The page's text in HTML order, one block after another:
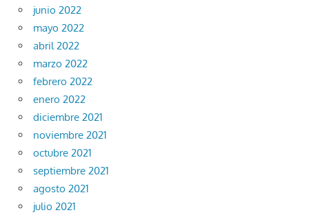
junio 2022
mayo 2022
abril 2022
marzo 2022
febrero 2022
enero 2022
diciembre 2021
noviembre 2021
octubre 2021
septiembre 2021
agosto 2021
julio 2021